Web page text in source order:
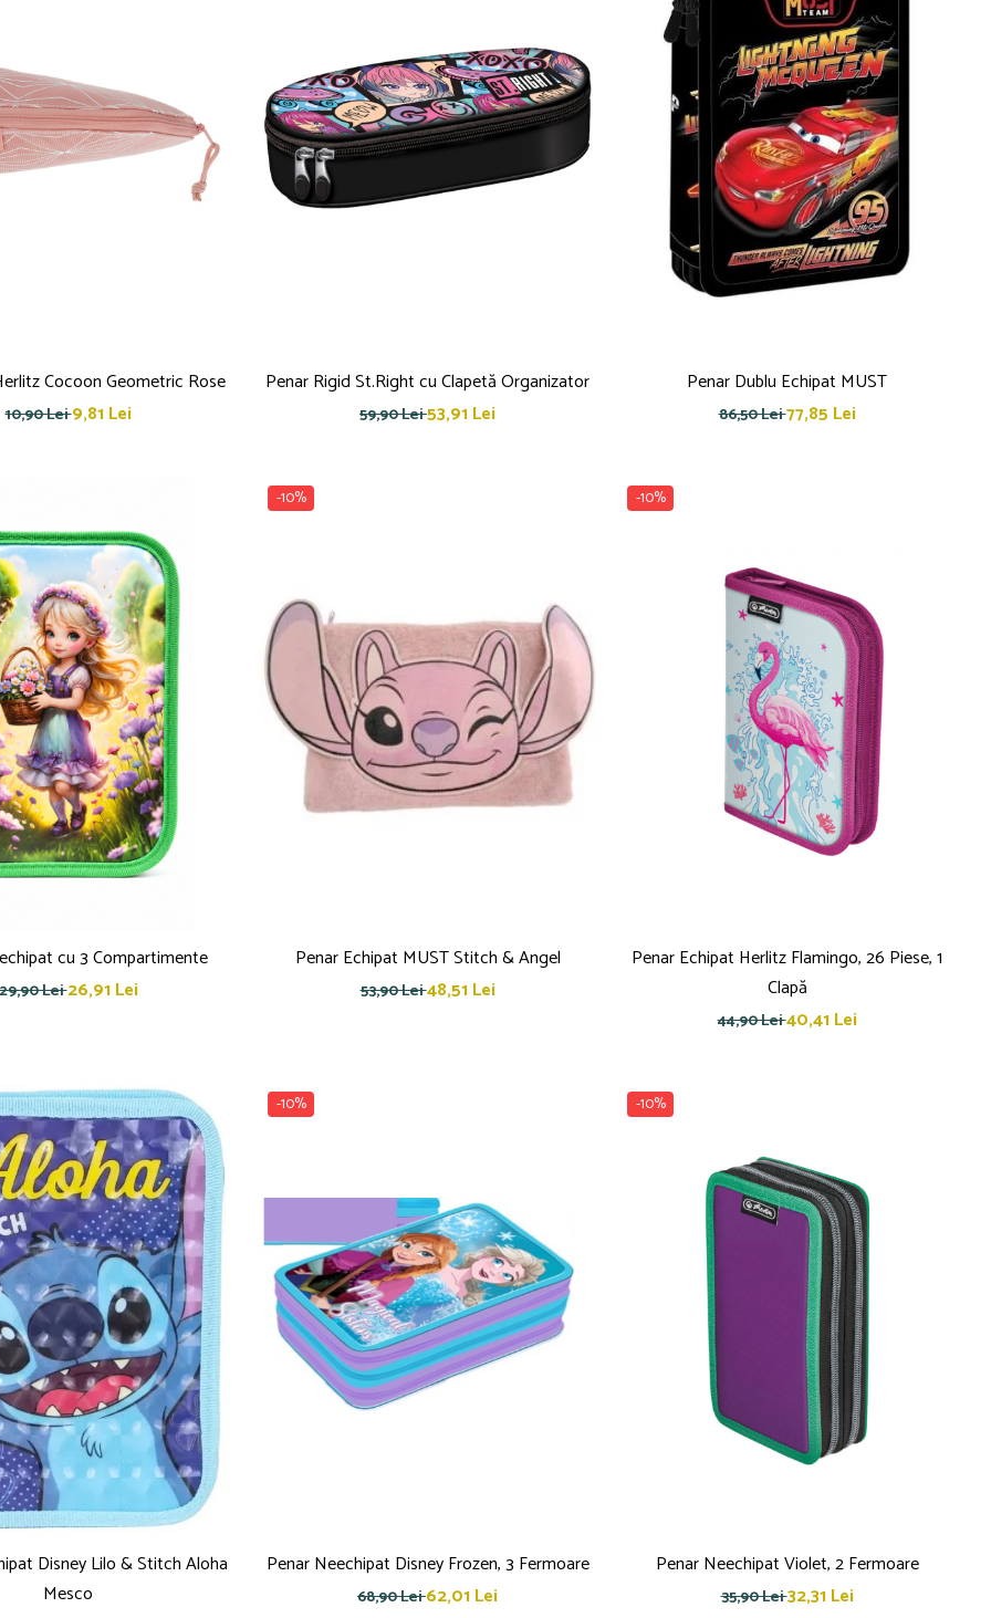
Cocoon Geometric Rose
10,90 Lei9,81 Lei
Penar Rigid St.Right cu Clapetă Organizator
59,90 Lei53,91 Lei
Penar Dublu Echipat MUST
86,50 Lei77,85 Lei
cu 3 Compartimente
Lei26,91 Lei
-10%
Penar Echipat MUST Stitch & Angel
53,90 Lei48,51 Lei
-10%
Penar Echipat Herlitz Flamingo, 26 Piese, 1
Clapă
44,90 Lei40,41 Lei
Disney Lilo & Stitch Aloha
Mesco
-10%
Penar Neechipat Disney Frozen, 3 Fermoare
68,90 Lei62,01 Lei
-10%
Penar Neechipat Violet, 2 Fermoare
35,90 Lei32,31 Lei